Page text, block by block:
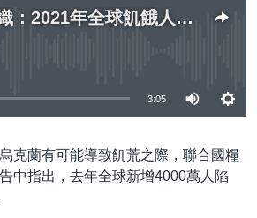
聯合國糧農組織：2021年全球飢餓人口新增4000萬 俄軍侵烏或引發飢荒
3:05
克蘭有可能導致飢荒之際，聯合國糧
中指出，去年全球新增4000萬人陷